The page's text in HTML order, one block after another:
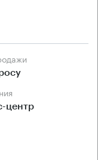
центр